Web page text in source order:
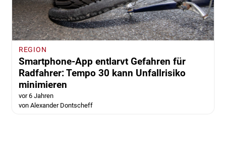
REGION
Smartphone-App entlarvt Gefahren für
Radfahrer: Tempo 30 kann Unfallrisiko
minimieren
vor 6 Jahren
von Alexander Dontscheff